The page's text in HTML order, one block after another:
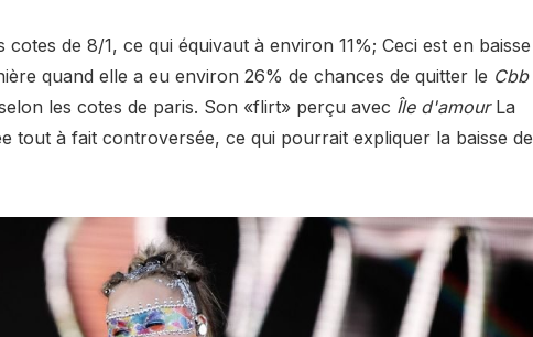
de 8/1, ce qui équivaut à environ 11%; Ceci est en baisse
quand elle a eu environ 26% de chances de quitter le Cbb
les cotes de paris. Son «flirt» perçu avec Île d'amourLa
tout à fait controversée, ce qui pourrait expliquer la baisse de